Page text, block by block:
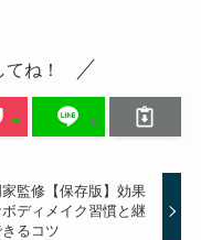
ね！
監修【保存版】効果
ボディメイク習慣と継
るコツ